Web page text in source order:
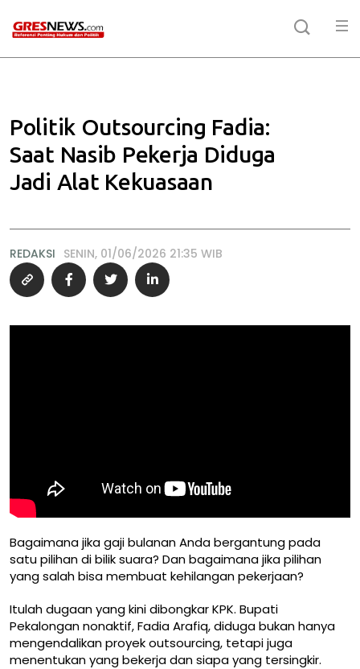
Politik Outsourcing Fadia:
Saat Nasib Pekerja Diduga
Jadi Alat Kekuasaan
REDAKSI SENIN, 01/06/2026 21:35 WIB
Bagaimana jika gaji bulanan Anda bergantung pada
satu pilihan di bilik suara? Dan bagaimana jika pilihan
yang salah bisa membuat kehilangan pekerjaan?
Itulah dugaan yang kini dibongkar KPK. Bupati
Pekalongan nonaktif, Fadia Arafiq, diduga bukan hanya
mengendalikan proyek outsourcing, tetapi juga
menentukan yang bekerja dan siapa yang tersingkir.